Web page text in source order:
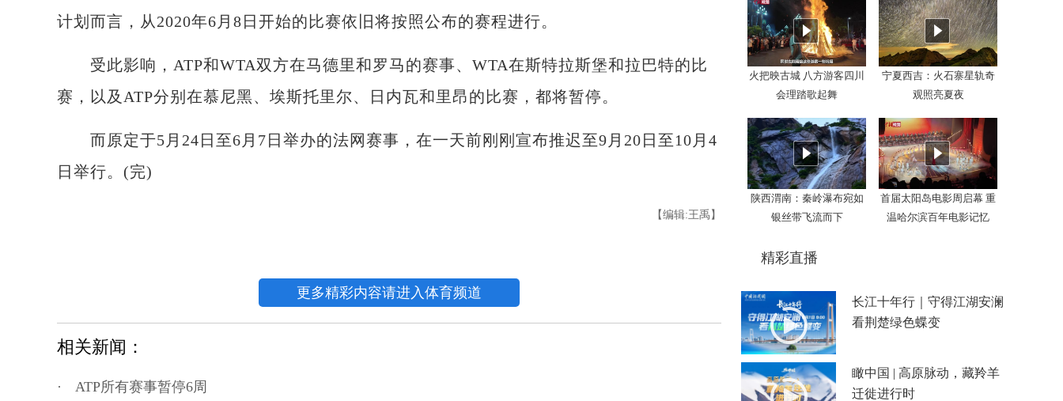
计划而言，从2020年6月8日开始的比赛依旧将按照公布的赛程进行。
受此影响，ATP和WTA双方在马德里和罗马的赛事、WTA在斯特拉斯堡和拉巴特的比
赛，以及ATP分别在慕尼黑、埃斯托里尔、日内瓦和里昂的比赛，都将暂停。
而原定于5月24日至6月7日举办的法网赛事，在一天前刚刚宣布推迟至9月20日至10月4
日举行。(完)
【编辑:王禹】
更多精彩内容请进入体育频道
相关新闻：
· ATP所有赛事暂停6周
火把映古城 八方游客四川
会理踏歌起舞
宁夏西吉：火石寨星轨奇
观照亮夏夜
陕西渭南：秦岭瀑布宛如
银丝带飞流而下
首届太阳岛电影周启幕 重
温哈尔滨百年电影记忆
精彩直播
长江十年行｜守得江湖安澜
看荆楚绿色蝶变
瞰中国 | 高原脉动，藏羚羊
迁徙进行时